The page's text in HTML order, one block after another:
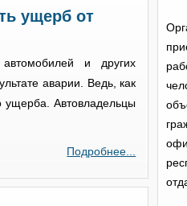
ущерб от
и других
аварии. Ведь, как
ущерба. Автовладельцы
Подробнее...